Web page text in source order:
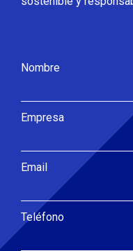
Nombre
Empresa
Email
Teléfono